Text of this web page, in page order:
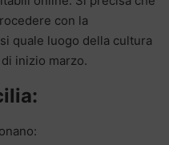
con la
quale luogo della cultura
inizio marzo.